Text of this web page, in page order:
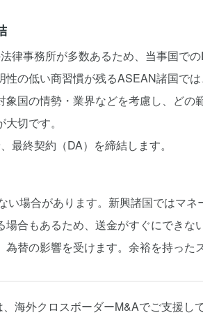
律事務所が多数あるため、当事国で
の低い商習慣が残るASEAN諸国で
国の情勢・業界などを考慮し、どの
切です。
最終契約（DA）を締結します。
い場合があります。新興諸国ではマ
合もあるため、送金がすぐにできな
替の影響を受けます。余裕を持った
海外クロスボーダーM&Aでご支援して